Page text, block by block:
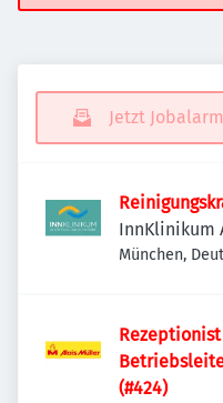
Jetzt
InnKlinikum
München,
(#424)